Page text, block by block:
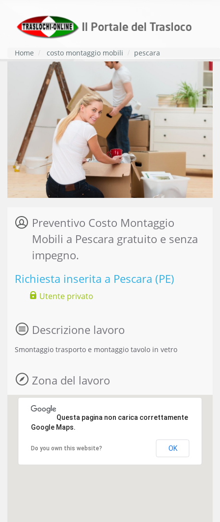
Home costo montaggio mobili pescara
Preventivo Costo Montaggio
Mobili a Pescara gratuito e senza
impegno.
Richiesta inserita a Pescara (PE)
Utente privato
Descrizione lavoro
Smontaggio trasporto e montaggio tavolo in vetro
Zona del lavoro
Questa pagina non carica correttamente
Google Maps.
Do you own this website? OK